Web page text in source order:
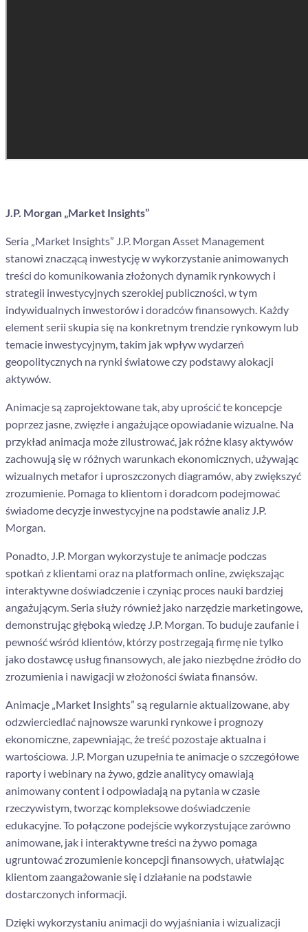
J.P. Morgan „Market Insights”
Seria „Market Insights” J.P. Morgan Asset Management
stanowi znaczącą inwestycję w wykorzystanie animowanych
treści do komunikowania złożonych dynamik rynkowych i
strategii inwestycyjnych szerokiej publiczności, w tym
indywidualnych inwestorów i doradców finansowych. Każdy
element serii skupia się na konkretnym trendzie rynkowym lub
temacie inwestycyjnym, takim jak wpływ wydarzeń
geopolitycznych na rynki światowe czy podstawy alokacji
aktywów.
Animacje są zaprojektowane tak, aby uprościć te koncepcje
poprzez jasne, zwięzłe i angażujące opowiadanie wizualne. Na
przykład animacja może zilustrować, jak różne klasy aktywów
zachowują się w różnych warunkach ekonomicznych, używając
wizualnych metafor i uproszczonych diagramów, aby zwiększyć
zrozumienie. Pomaga to klientom i doradcom podejmować
świadome decyzje inwestycyjne na podstawie analiz J.P.
Morgan.
Ponadto, J.P. Morgan wykorzystuje te animacje podczas
spotkań z klientami oraz na platformach online, zwiększając
interaktywne doświadczenie i czyniąc proces nauki bardziej
angażującym. Seria służy również jako narzędzie marketingowe,
demonstrując głęboką wiedzę J.P. Morgan. To buduje zaufanie i
pewność wśród klientów, którzy postrzegają firmę nie tylko
jako dostawcę usług finansowych, ale jako niezbędne źródło do
zrozumienia i nawigacji w złożoności świata finansów.
Animacje „Market Insights” są regularnie aktualizowane, aby
odzwierciedlać najnowsze warunki rynkowe i prognozy
ekonomiczne, zapewniając, że treść pozostaje aktualna i
wartościowa. J.P. Morgan uzupełnia te animacje o szczegółowe
raporty i webinary na żywo, gdzie analitycy omawiają
animowany content i odpowiadają na pytania w czasie
rzeczywistym, tworząc kompleksowe doświadczenie
edukacyjne. To połączone podejście wykorzystujące zarówno
animowane, jak i interaktywne treści na żywo pomaga
ugruntować zrozumienie koncepcji finansowych, ułatwiając
klientom zaangażowanie się i działanie na podstawie
dostarczonych informacji.
Dzięki wykorzystaniu animacji do wyjaśniania i wizualizacji